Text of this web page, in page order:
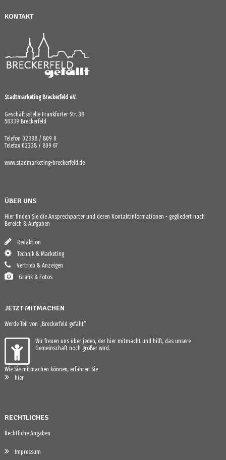
KONTAKT
Stadtmarketing Breckerfeld e.V.
Geschäftsstelle Frankfurter Str. 38
58339 Breckerfeld
Telefon 02338 / 809 0
Telefax 02338 / 809 67
www.stadmarketing-breckerfeld.de
ÜBER UNS
Hier finden Sie die Ansprechparter und deren Kontaktinformationen - gegliedert nach
Bereich & Aufgaben
Redaktion
Technik & Marketing
Vertrieb & Anzeigen
Grafik & Fotos
JETZT MITMACHEN
Werde Teil von „Breckerfeld gefällt“
Wir freuen uns über jeden, der hier mitmacht und hilft, das unsere
Gemeinschaft noch größer wird.
Wie Sie mitmachen können, erfahren Sie
hier
RECHTLICHES
Rechtliche Angaben
Impressum